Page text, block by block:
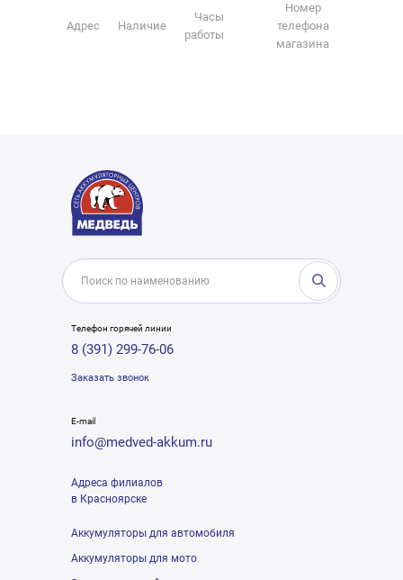
Адрес Наличие
Часы
работы
Номер
телефона
магазина
Телефон горячей линии
8 (391) 299-76-06
Заказать звонок
E-mail
info@medved-akkum.ru
Адреса филиалов
в Красноярске
Аккумуляторы для автомобиля
Аккумуляторы для мото